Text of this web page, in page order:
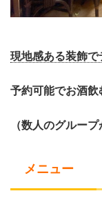
現地感ある装飾で
予約可能でお酒飲
（数人のグルー
メニュー